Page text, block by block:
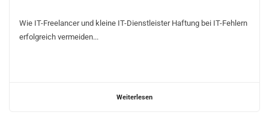
Wie IT-Freelancer und kleine IT-Dienstleister Haftung bei IT-Fehlern
erfolgreich vermeiden...
Weiterlesen